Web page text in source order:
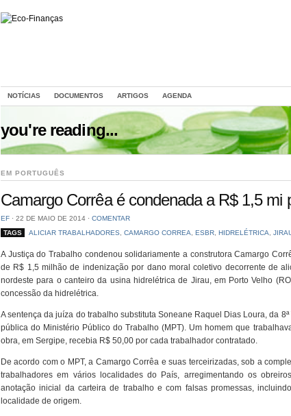
NOTÍCIAS DOCUMENTOS ARTIGOS AGENDA
you're reading...
EM PORTUGUÊS
Camargo Corrêa é condenada a R$ 1,5 mi
EF ⋅ 22 DE MAIO DE 2014 ⋅ COMENTAR
TAGS
ALICIAR TRABALHADORES CAMARGO CORREA ESBR, HIDRELÉTRICA
A Justiça do Trabalho condenou solidariamente a construtora Camargo
de R$ 1,5 milhão de indenização por dano moral coletivo decorrente de
nordeste para o canteiro da usina hidrelétrica de Jirau, em Porto Velho
concessão da hidrelétrica.
A sentença da juíza do trabalho substituta Soneane Raquel Dias Loura, da
pública do Ministério Público do Trabalho (MPT). Um homem que
obra, em Sergipe, recebia R$ 50,00 por cada trabalhador contratado.
De acordo com o MPT, a Camargo Corrêa e suas terceirizadas, sob a
trabalhadores em vários localidades do País, arregimentando os
anotação inicial da carteira de trabalho e com falsas promessas,
localidade de origem.